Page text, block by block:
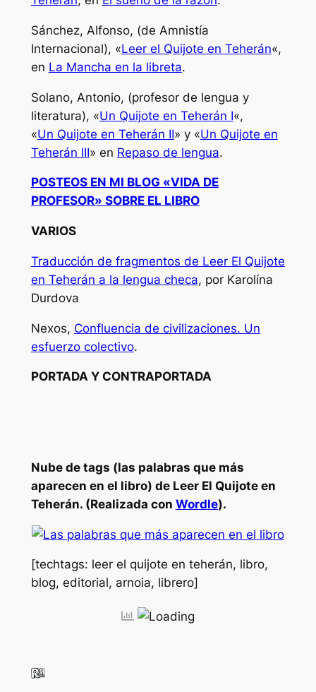
Sánchez, Alfonso, (de Amnistía
Internacional), «Leer el Quijote en Teherán«,
en La Mancha en la libreta.
Solano, Antonio, (profesor de lengua y
literatura), «Un Quijote en Teherán I«,
«Un Quijote en Teherán II» y «Un Quijote en
Teherán III» en Repaso de lengua.
POSTEOS EN MI BLOG «VIDA DE
PROFESOR» SOBRE EL LIBRO
VARIOS
Traducción de fragmentos de Leer El Quijote
en Teherán a la lengua checa, por Karolína
Durdova
Nexos, Confluencia de civilizaciones. Un
esfuerzo colectivo.
PORTADA Y CONTRAPORTADA
Nube de tags (las palabras que más
aparecen en el libro) de LeerEl Quijote en
Teherán. (Realizada con Wordle).
[techtags: leer el quijote en teherán, libro,
blog, editorial, arnoia, librero]